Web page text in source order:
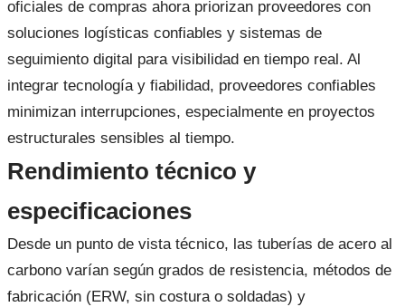
oficiales de compras ahora priorizan proveedores con
soluciones logísticas confiables y sistemas de
seguimiento digital para visibilidad en tiempo real. Al
integrar tecnología y fiabilidad, proveedores confiables
minimizan interrupciones, especialmente en proyectos
estructurales sensibles al tiempo.
Rendimiento técnico y
especificaciones
Desde un punto de vista técnico, las tuberías de acero al
carbono varían según grados de resistencia, métodos de
fabricación (ERW, sin costura o soldadas) y